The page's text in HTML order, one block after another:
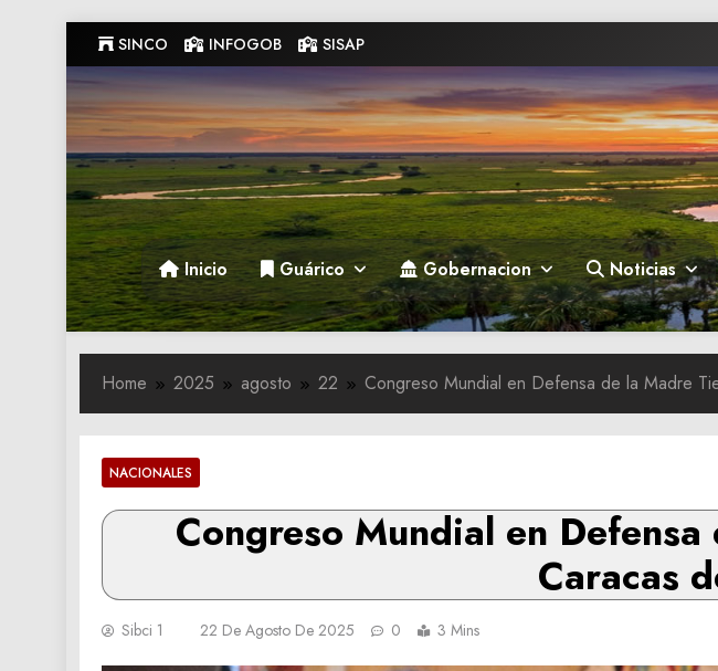
to
content
SINCO INFOGOB SISAP
Gobernacion de Guarico
Gobernacion de Guarico
Inicio Guárico Gobernacion Noticias
Home 2025 agosto 22 Congreso Mundial en Defensa de la Madre
NACIONALES
Congreso Mundial en
Caracas
Sibci 1 22 De Agosto De 2025 0 3 Mins